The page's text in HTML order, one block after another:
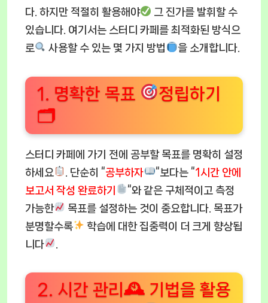
다. 하지만 적절히 활용해야
그 진가를 발휘할 수
있습니다. 여기서는 스터디 카페를 최적화된 방식으
로
사용할 수 있는 몇 가지 방법 을 소개합니다.
1. 명확한 목표
정립하기
🗂
스터디 카페에 가기 전에 공부할 목표를 명확히 설정
하세요
. 단순히 “공부하자 “보다는 “1시간 안에
보고서 작성 완료하기
“와 같은 구체적이고 측정
가능한
목표를 설정하는 것이 중요합니다. 목표가
분명할수록
학습에 대한 집중력이 더 크게 향상됩
니다
2. 시간 관리🕰 기법을 활용